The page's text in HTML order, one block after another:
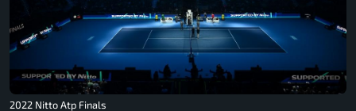
2022 Nitto Atp Finals